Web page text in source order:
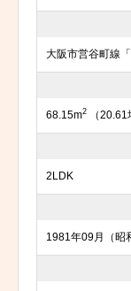
大阪市営谷町線
68.15m2 （20.61
2LDK
1981年09月（昭